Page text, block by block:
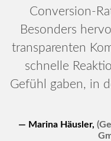
Conversion-
Besonders
transparenten
schnelle
Gefühl gaben, in
— Marina Häusler,